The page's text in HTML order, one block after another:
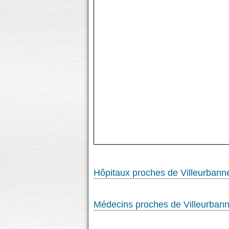
Hôpitaux proches de
Médecins proches de